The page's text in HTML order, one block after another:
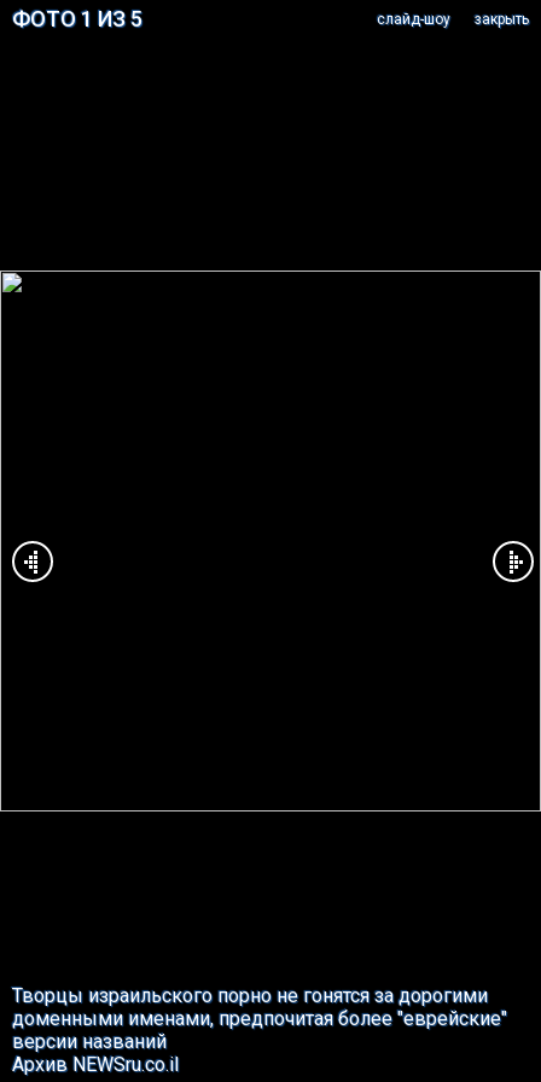
ФОТО 1 ИЗ 5 закрыть
cлайд-шоу
Творцы израильского порно не гонятся за дорогими
доменными именами, предпочитая более "еврейские"
версии названий
Архив NEWSru.co.il